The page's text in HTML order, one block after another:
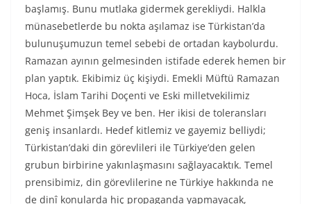
başlamış. Bunu mutlaka gidermek gerekliydi. Halkla
münasebetlerde bu nokta aşılamaz ise Türkistan’da
bulunuşumuzun temel sebebi de ortadan kaybolurdu.
Ramazan ayının gelmesinden istifade ederek hemen bir
plan yaptık. Ekibimiz üç kişiydi. Emekli Müftü Ramazan
Hoca, İslam Tarihi Doçenti ve Eski milletvekilimiz
Mehmet Şimşek Bey ve ben. Her ikisi de toleransları
geniş insanlardı. Hedef kitlemiz ve gayemiz belliydi;
Türkistan’daki din görevlileri ile Türkiye’den gelen
grubun birbirine yakınlaşmasını sağlayacaktık. Temel
prensibimiz, din görevlilerine ne Türkiye hakkında ne
de dinî konularda hiç propaganda yapmayacak,